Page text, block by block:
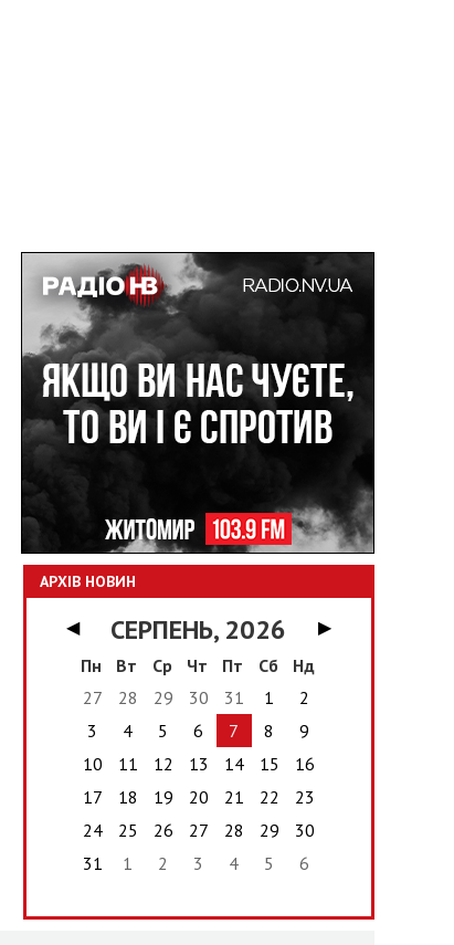
АРХІВ НОВИН
◀ СЕРПЕНЬ, 2026
▶
Пн
Вт Ср Чт Пт Сб
Нд
27
28 29 30 31 1
2
3
4 5 6 7 8
9
10
11 12 13 14 15
16
17
18 19 20 21 22
23
24
25 26 27 28 29
30
31
1 2 3 4 5 6